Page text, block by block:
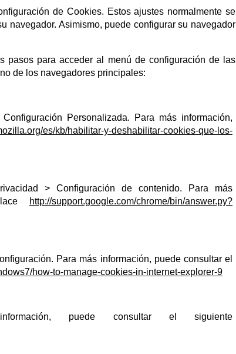
de Cookies. Estos ajustes normalmente se
navegador. Asimismo, puede configurar su navegador
pasos para acceder al menú de configuración de las
de los navegadores principales:
Personalizada. Para más información,
es/kb/habilitar-y-deshabilitar-cookies-que-los-
> Configuración de contenido. Para más
http://support.google.com/chrome/bin/answer.py?
Para más información, puede consultar el
how-to-manage-cookies-in-internet-explorer-9
puede consultar el siguiente